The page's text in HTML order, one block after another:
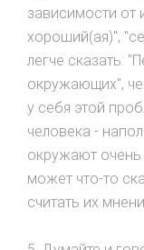
зависимости от
хороший(ая)",
легче сказать:
окружающих",
у себя этой
человека -
окружают
может что-то
считать их